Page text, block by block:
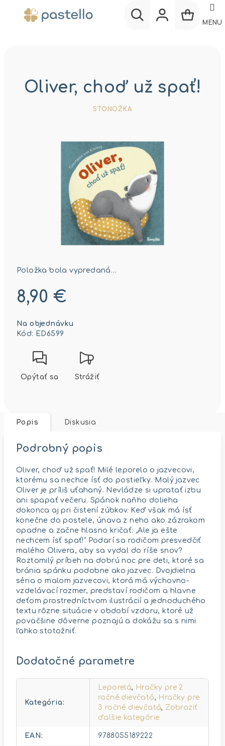
MENU
Položka bola vypredaná…
8,90 €
cena:
Na objednávku
Kód: ED6599
Opýtať sa Strážiť
Oliver, choď už spať!
STONOŽKA
Popis Diskusia
Podrobný popis
Oliver, choď už spať! Milé leporelo o jazvecovi,
ktorému sa nechce ísť do postieľky. Malý jazvec
Oliver je príliš uťahaný. Nevládze si upratať izbu
ani spapať večeru. Spánok naňho dolieha
dokonca aj pri čistení zúbkov. Keď však má ísť
konečne do postele, únava z neho ako zázrakom
opadne a začne hlasno kričať: „Ale ja ešte
nechcem ísť spať!“ Podarí sa rodičom presvedčiť
malého Olivera, aby sa vydal do ríše snov?
Roztomilý príbeh na dobrú noc pre deti, ktoré sa
bránia spánku podobne ako jazvec. Dvojdielna
séria o malom jazvecovi, ktorá má výchovno-
vzdelávací rozmer, predstaví rodičom a hlavne
deťom prostredníctvom ilustrácií a jednoduchého
textu rôzne situácie v období vzdoru, ktoré už
poväčšine dôverne poznajú a dokážu sa s nimi
ľahko stotožniť.
Dodatočné parametre
Kategória:
Leporelá, Hračky pre 2
ročné dievčatá, Hračky pre
3 ročné dievčatá, Zobraziť
ďalšie kategórie
EAN: 9788055189222